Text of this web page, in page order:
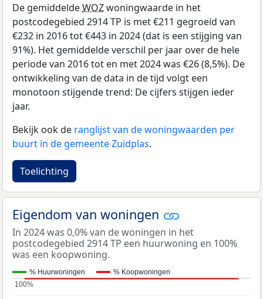
De gemiddeldeWOZwoningwaarde in het
postcodegebied 2914 TP is met €211 gegroeid van
€232 in 2016 tot €443 in 2024 (dat is een stijging van
91%). Het gemiddelde verschil per jaar over de hele
periode van 2016 tot en met 2024 was €26 (8,5%). De
ontwikkeling van de data in de tijd volgt een
monotoon stijgende trend: De cijfers stijgen ieder
jaar.
Bekijk ook de ranglijst van de woningwaarden per
buurt in de gemeente Zuidplas.
Toelichting
Eigendom van woningen
In 2024 was 0,0% van de woningen in het
postcodegebied 2914 TP een huurwoning en 100%
was een koopwoning.
% Huurwoningen
% Koopwoningen
100%
100%